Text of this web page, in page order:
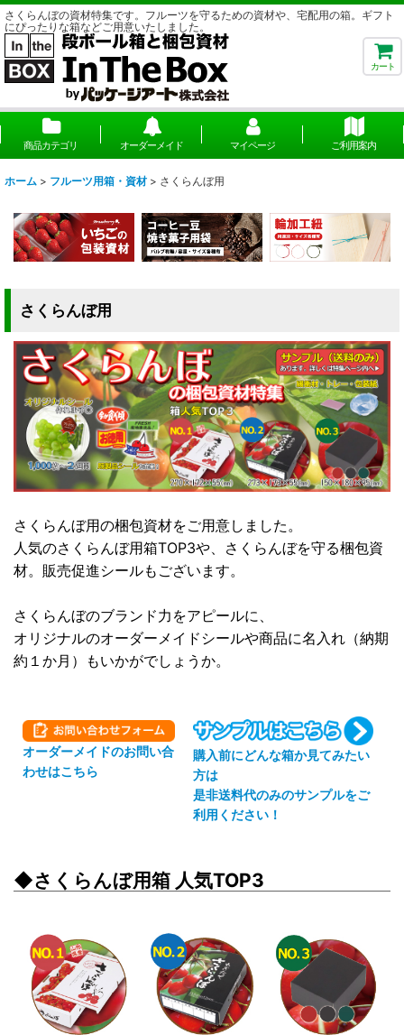
さくらんぼの資材特集です。フルーツを守るための資材や、宅配用の箱。ギフト
にぴったりな箱などご用意いたしました。
カート
商品カテゴリ オーダーメイド マイページ ご利用案内
ホーム > フルーツ用箱・資材 > さくらんぼ用
さくらんぼ用
さくらんぼ用の梱包資材をご用意しました。
人気のさくらんぼ用箱TOP3や、さくらんぼを守る梱包資
材。販売促進シールもございます。
さくらんぼのブランド力をアピールに、
オリジナルのオーダーメイドシールや商品に名入れ（納期
約１か月）もいかがでしょうか。
オーダーメイドのお問い合
わせはこちら
購入前にどんな箱か見てみたい
方は
是非送料代のみのサンプルをご
利用ください！
◆さくらんぼ用箱 人気TOP3